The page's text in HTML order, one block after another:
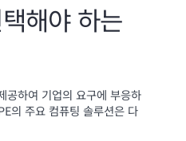
해야 하는
공하여 기업의 요구에 부응하
의 주요 컴퓨팅 솔루션은 다